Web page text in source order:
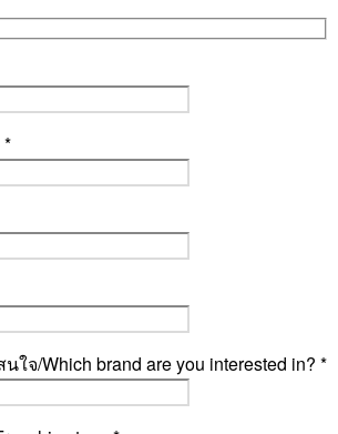
จ/Which brand are you interested in? *